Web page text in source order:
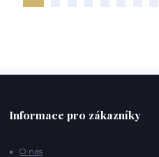
Informace pro zákazníky
O nás